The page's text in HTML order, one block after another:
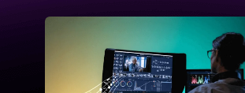
Lebanon Arabic